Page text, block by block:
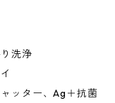
洗浄
ッター、Ag＋抗菌